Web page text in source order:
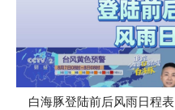
白海豚登陆前后风雨日程表